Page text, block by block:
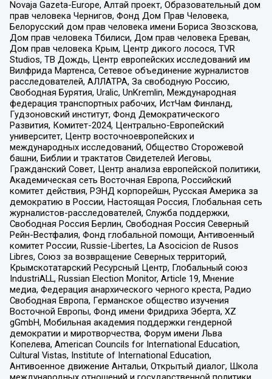
Novaja Gazeta-Europe, Алтай проект, Образовательный дом
прав человека Чернигов, Фонд Дом Прав Человека,
Белорусский дом прав человека имени Бориса Звозскова,
Дом прав человека Тбилиси, Дом прав человека Ереван,
Дом прав человека Крым, Центр дикого лосося, TVR
Studios, ТВ Дождь, Центр европейских исследований им
Вилфрида Мартенса, Сетевое объединение журналистов
расследователей, АЛЛАТРА, За свободную Россию,
Свободная Бурятия, Uralic, UnKremlin, Международная
федерация транспортных рабочих, ИстЧам Финланд,
Гудзоновский институт, Фонд Демократического
Развития, Комитет-2024, Центрально-Европейский
университет, Центр восточноевропейских и
международных исследований, Общество Сторожевой
башни, Библии и трактатов Свидетелей Иеговы,
Гражданский Совет, Центр анализа европейской политики,
Академическая сеть Восточная Европа, Российский
комитет действия, РЭНД корпорейшн, Русская Америка за
демократию в России, Настоящая Россия, Глобальная сеть
журналистов-расследователей, Служба поддержки,
Свободная Россия Берлин, Свободная Россия Северный
Рейн-Вестфалия, Фонд глобальной помощи, Антивоенный
комитет России, Russie-Libertes, La Asocicion de Rusos
Libres, Союз за возвращение Северных территорий,
Крымскотатарский Ресурсный Центр, Глобальный союз
IndustriALL, Russian Election Monitor, Article 19, Мнение
медиа, Федерация анархического черного креста, Радио
Свободная Европа, Германское общество изучения
Восточной Европы, Фонд имени Фридриха Эберта, XZ
gGmbH, Мобильная академия поддержки гендерной
демократии и миротворчества, Форум имени Льва
Копелева, American Councils for International Education,
Cultural Vistas, Institute of International Education,
Антивоенное движение Антальи, Открытый диалог, Школа